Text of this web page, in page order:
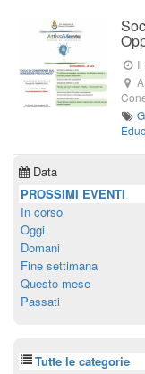
Data
PROSSIMI EVENTI
In corso
Oggi
Domani
Fine settimana
Questo mese
Passati
Tutte le categorie